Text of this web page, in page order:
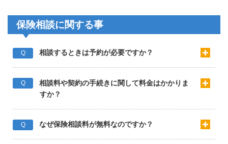
保険相談に関する事
Q 相談するときは予約が必要ですか？
Q
相談料や契約の手続きに関して料金はかかりま
すか？
Q なぜ保険相談料が無料なのですか？